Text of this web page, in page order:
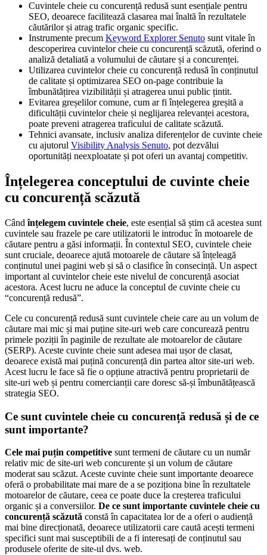
Cuvintele cheie cu concurență redusă sunt esențiale pentru
SEO, deoarece facilitează clasarea mai înaltă în rezultatele
căutărilor și atrag trafic organic specific.
Instrumente precum Keyword Explorer Senuto sunt vitale în
descoperirea cuvintelor cheie cu concurență scăzută, oferind o
analiză detaliată a volumului de căutare și a concurenței.
Utilizarea cuvintelor cheie cu concurență redusă în conținutul
de calitate și optimizarea SEO on-page contribuie la
îmbunătățirea vizibilității și atragerea unui public țintit.
Evitarea greșelilor comune, cum ar fi înțelegerea greșită a
dificultății cuvintelor cheie și neglijarea relevanței acestora,
poate preveni atragerea traficului de calitate scăzută.
Tehnici avansate, inclusiv analiza diferențelor de cuvinte cheie
cu ajutorul Visibility Analysis Senuto, pot dezvălui
oportunități neexploatate și pot oferi un avantaj competitiv.
Înțelegerea conceptului de cuvinte cheie
cu concurență scăzută
Cândînțelegem cuvintele cheie, este esențial să știm că acestea sunt
cuvintele sau frazele pe care utilizatorii le introduc în motoarele de
căutare pentru a găsi informații. În contextul SEO, cuvintele cheie
sunt cruciale, deoarece ajută motoarele de căutare să înțeleagă
conținutul unei pagini web și să o clasifice în consecință. Un aspect
important al cuvintelor cheie este nivelul de concurență asociat
acestora. Acest lucru ne aduce la conceptul de cuvinte cheie cu
“concurență redusă”.
Cele cu concurență redusă sunt cuvintele cheie care au un volum de
căutare mai mic și mai puține site-uri web care concurează pentru
primele poziții în paginile de rezultate ale motoarelor de căutare
(SERP). Aceste cuvinte cheie sunt adesea mai ușor de clasat,
deoarece există mai puțină concurență din partea altor site-uri web.
Acest lucru le face să fie o opțiune atractivă pentru proprietarii de
site-uri web și pentru comercianții care doresc să-și îmbunătățească
strategia SEO.
Ce sunt cuvintele cheie cu concurență redusă și de ce
sunt importante?
Cele mai puțin competitive sunt termeni de căutare cu un număr
relativ mic de site-uri web concurente și un volum de căutare
moderat sau scăzut. Aceste cuvinte cheie sunt importante deoarece
oferă o probabilitate mai mare de a se poziționa bine în rezultatele
motoarelor de căutare, ceea ce poate duce la creșterea traficului
organic și a conversiilor. De ce sunt importante cuvintele cheie cu
concurență scăzută constă în capacitatea lor de a oferi o audiență
mai bine direcționată, deoarece utilizatorii care caută acești termeni
specifici sunt mai susceptibili de a fi interesați de conținutul sau
produsele oferite de site-ul dvs. web.